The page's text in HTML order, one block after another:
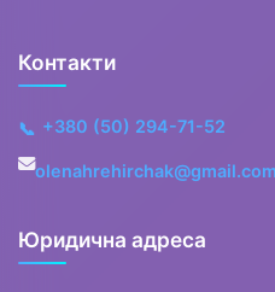
Контакти
📞 +380 (50) 294-71-52
olenahrehirchak@gmail.com
Юридична адреса